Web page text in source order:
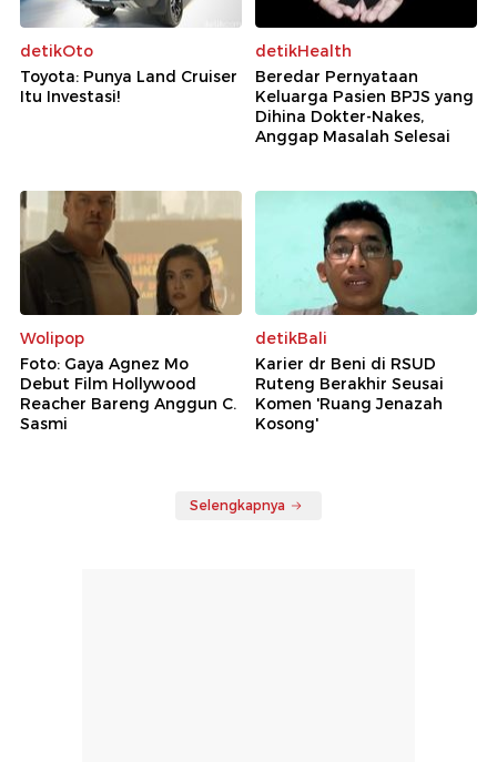
detikOto
Toyota: Punya Land Cruiser
Itu Investasi!
detikHealth
Beredar Pernyataan
Keluarga Pasien BPJS yang
Dihina Dokter-Nakes,
Anggap Masalah Selesai
Wolipop
Foto: Gaya Agnez Mo
Debut Film Hollywood
Reacher Bareng Anggun C.
Sasmi
detikBali
Karier dr Beni di RSUD
Ruteng Berakhir Seusai
Komen 'Ruang Jenazah
Kosong'
Selengkapnya